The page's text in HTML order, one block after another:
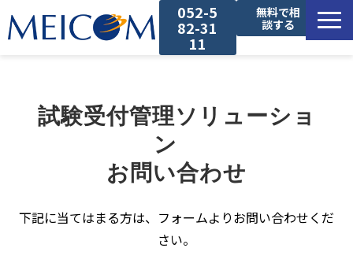
052-5
82-31
11
無料で相
談する
導入事例
コラム
試験受付管理ソリューショ
ン
お問い合わせ
下記に当てはまる方は、フォームよりお問い合わせくだ
さい。